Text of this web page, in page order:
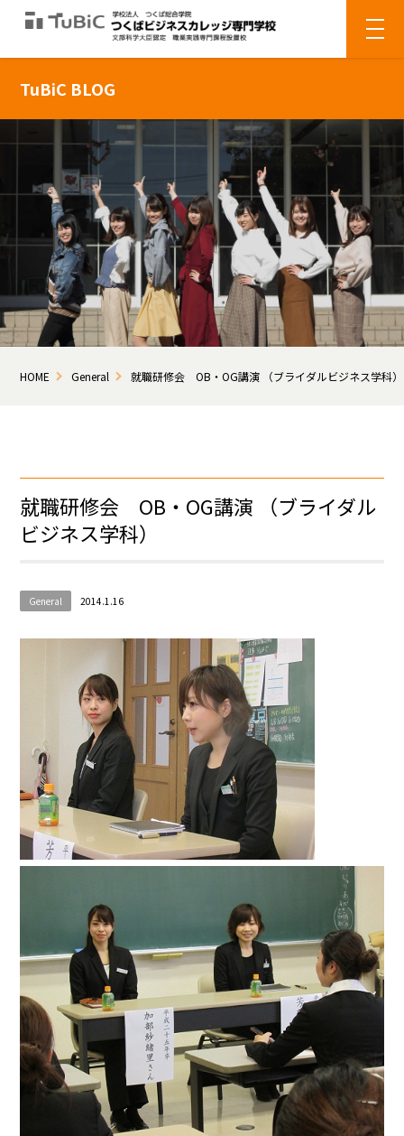
TuBiC BLOG
HOME General 就職研修会 OB・OG講演 （ブライダルビジネス学科）
就職研修会 OB・OG講演 （ブライダル
ビジネス学科）
General 2014.1.16